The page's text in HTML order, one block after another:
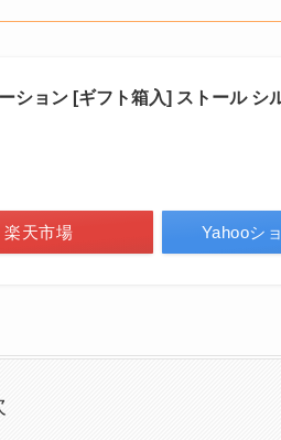
ション [ギフト箱入] ストール シ
楽天市場 Yahooシ